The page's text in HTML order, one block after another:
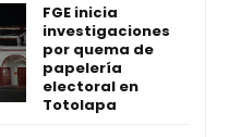
FGE inicia
investigaciones
por quema de
papelería
electoral en
Totolapa